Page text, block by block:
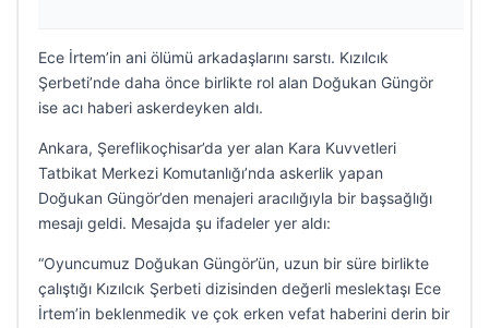
Ece İrtem’in ani ölümü arkadaşlarını sarstı. Kızılcık
Şerbeti’nde daha önce birlikte rol alan Doğukan Güngör
ise acı haberi askerdeyken aldı.
Ankara, Şereflikoçhisar’da yer alan Kara Kuvvetleri
Tatbikat Merkezi Komutanlığı’nda askerlik yapan
Doğukan Güngör’den menajeri aracılığıyla bir başsağlığı
mesajı geldi. Mesajda şu ifadeler yer aldı:
“Oyuncumuz Doğukan Güngör’ün, uzun bir süre birlikte
çalıştığı Kızılcık Şerbeti dizisinden değerli meslektaşı Ece
İrtem’in beklenmedik ve çok erken vefat haberini derin bir